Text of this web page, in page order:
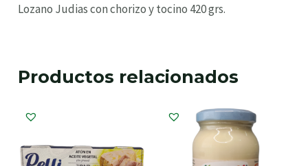
Lozano Judias con chorizo y tocino 420 grs.
Productos relacionados